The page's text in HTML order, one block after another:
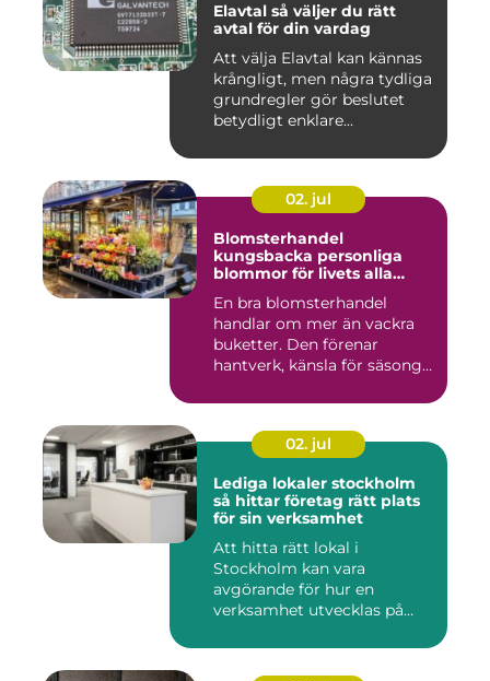
Elavtal så väljer du rätt
avtal för din vardag
Att välja Elavtal kan kännas
krångligt, men några tydliga
grundregler gör beslutet
betydligt enklare...
02. jul
Blomsterhandel
kungsbacka personliga
blommor för livets alla
En bra blomsterhandel
handlar om mer än vackra
buketter. Den förenar
hantverk, känsla för säsong
02. jul
Lediga lokaler stockholm
så hittar företag rätt plats
för sin verksamhet
Att hitta rätt lokal i
Stockholm kan vara
avgörande för hur en
verksamhet utvecklas på